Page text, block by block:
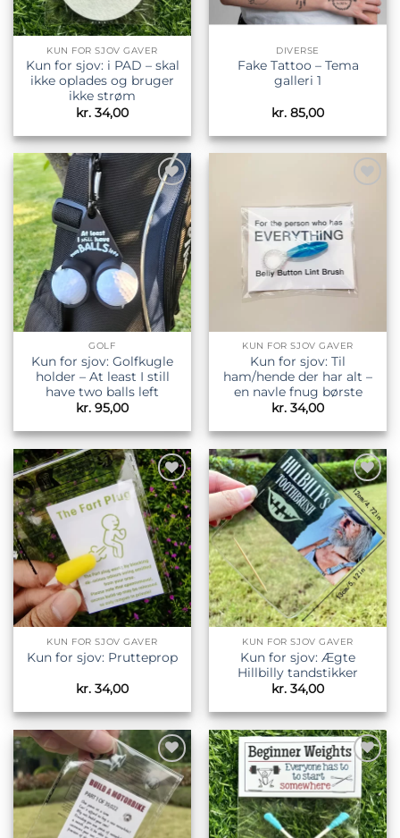
KUN FOR SJOV GAVER
Kun for sjov: i PAD – skal
ikke oplades og bruger
ikke strøm
kr. 34,00
DIVERSE
Fake Tattoo – Tema
galleri 1
kr. 85,00
Tilføj til
ønskeliste
GOLF
Kun for sjov: Golfkugle
holder – At least I still
have two balls left
kr. 95,00
ønskeliste
KUN FOR SJOV GAVER
Kun for sjov: Til
ham/hende der har alt –
en navle fnug børste
kr. 34,00
Tilføj til
ønskeliste
KUN FOR SJOV GAVER
Kun for sjov: Prutteprop
kr. 34,00
Tilføj til
ønskeliste
KUN FOR SJOV GAVER
Kun for sjov: Ægte
Hillbilly tandstikker
kr. 34,00
Tilføj til
ønskeliste
Tilføj til
ønskeliste